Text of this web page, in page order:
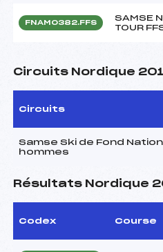
FNAM0382.FFS
SAMSE
TOUR
Circuits Nordique
Circuits
Samse Ski de Fond
hommes
Résultats Nordique
Codex Course